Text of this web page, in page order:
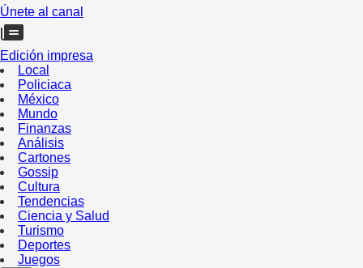
Únete al canal
Edición impresa
Local
Policiaca
México
Mundo
Finanzas
Análisis
Cartones
Gossip
Cultura
Tendencias
Ciencia y Salud
Turismo
Deportes
Juegos